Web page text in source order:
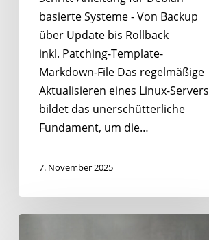
basierte Systeme - Von Backup
über Update bis Rollback
inkl. Patching-Template-
Markdown-File Das regelmäßige
Aktualisieren eines Linux-Servers
bildet das unerschütterliche
Fundament, um die…
7. November 2025
Berry